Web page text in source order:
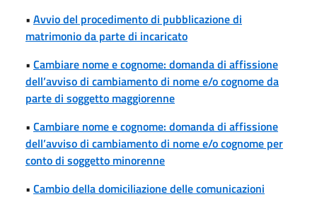
• Avvio del procedimento di pubblicazione di
matrimonio da parte di incaricato
• Cambiare nome e cognome: domanda di affissione
dell’avviso di cambiamento di nome e/o cognome da
parte di soggetto maggiorenne
• Cambiare nome e cognome: domanda di affissione
dell’avviso di cambiamento di nome e/o cognome per
conto di soggetto minorenne
• Cambio della domiciliazione delle comunicazioni